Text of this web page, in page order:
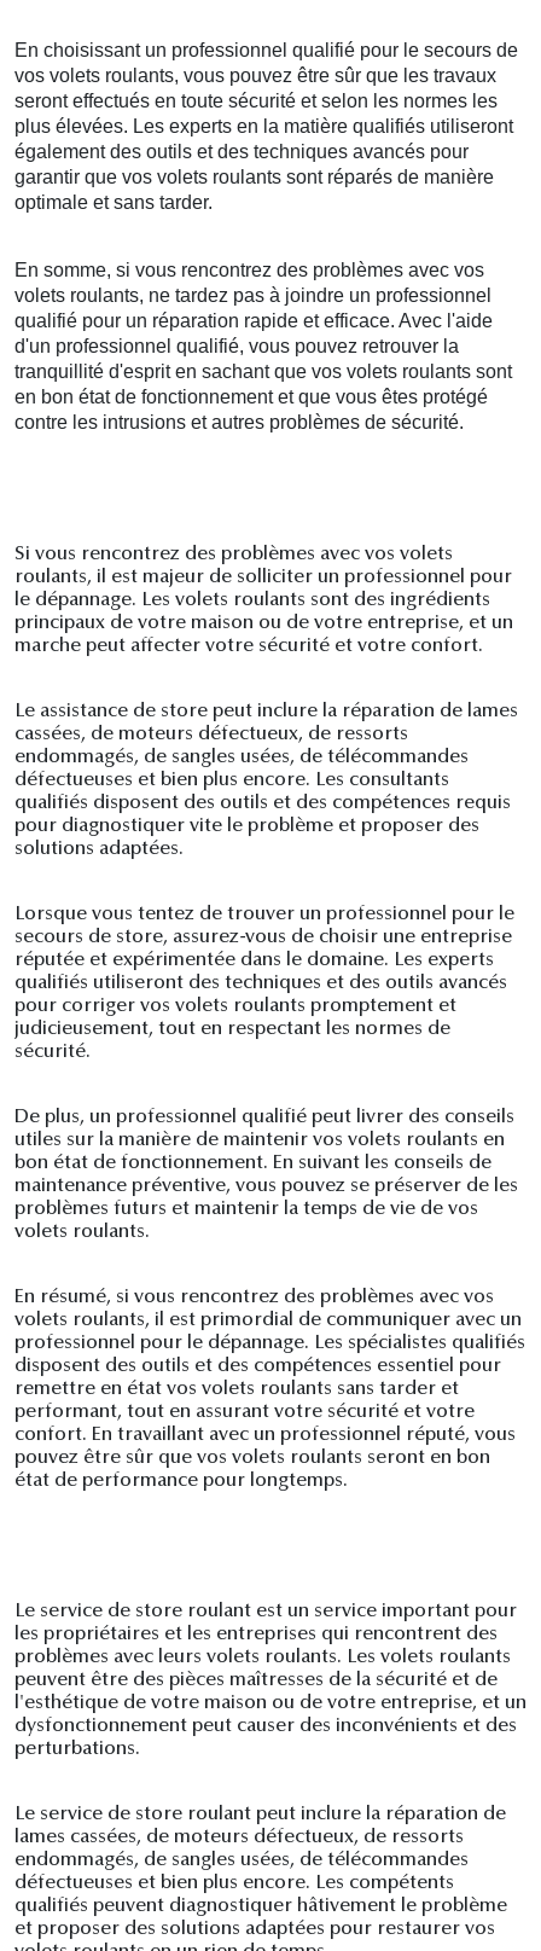
En choisissant un professionnel qualifié pour le secours de
vos volets roulants, vous pouvez être sûr que les travaux
seront effectués en toute sécurité et selon les normes les
plus élevées. Les experts en la matière qualifiés utiliseront
également des outils et des techniques avancés pour
garantir que vos volets roulants sont réparés de manière
optimale et sans tarder.
En somme, si vous rencontrez des problèmes avec vos
volets roulants, ne tardez pas à joindre un professionnel
qualifié pour un réparation rapide et efficace. Avec l'aide
d'un professionnel qualifié, vous pouvez retrouver la
tranquillité d'esprit en sachant que vos volets roulants sont
en bon état de fonctionnement et que vous êtes protégé
contre les intrusions et autres problèmes de sécurité.
Si vous rencontrez des problèmes avec vos volets
roulants, il est majeur de solliciter un professionnel pour
le dépannage. Les volets roulants sont des ingrédients
principaux de votre maison ou de votre entreprise, et un
marche peut affecter votre sécurité et votre confort.
Le assistance de store peut inclure la réparation de lames
cassées, de moteurs défectueux, de ressorts
endommagés, de sangles usées, de télécommandes
défectueuses et bien plus encore. Les consultants
qualifiés disposent des outils et des compétences requis
pour diagnostiquer vite le problème et proposer des
solutions adaptées.
Lorsque vous tentez de trouver un professionnel pour le
secours de store, assurez-vous de choisir une entreprise
réputée et expérimentée dans le domaine. Les experts
qualifiés utiliseront des techniques et des outils avancés
pour corriger vos volets roulants promptement et
judicieusement, tout en respectant les normes de
sécurité.
De plus, un professionnel qualifié peut livrer des conseils
utiles sur la manière de maintenir vos volets roulants en
bon état de fonctionnement. En suivant les conseils de
maintenance préventive, vous pouvez se préserver de les
problèmes futurs et maintenir la temps de vie de vos
volets roulants.
En résumé, si vous rencontrez des problèmes avec vos
volets roulants, il est primordial de communiquer avec un
professionnel pour le dépannage. Les spécialistes qualifiés
disposent des outils et des compétences essentiel pour
remettre en état vos volets roulants sans tarder et
performant, tout en assurant votre sécurité et votre
confort. En travaillant avec un professionnel réputé, vous
pouvez être sûr que vos volets roulants seront en bon
état de performance pour longtemps.
Le service de store roulant est un service important pour
les propriétaires et les entreprises qui rencontrent des
problèmes avec leurs volets roulants. Les volets roulants
peuvent être des pièces maîtresses de la sécurité et de
l'esthétique de votre maison ou de votre entreprise, et un
dysfonctionnement peut causer des inconvénients et des
perturbations.
Le service de store roulant peut inclure la réparation de
lames cassées, de moteurs défectueux, de ressorts
endommagés, de sangles usées, de télécommandes
défectueuses et bien plus encore. Les compétents
qualifiés peuvent diagnostiquer hâtivement le problème
et proposer des solutions adaptées pour restaurer vos